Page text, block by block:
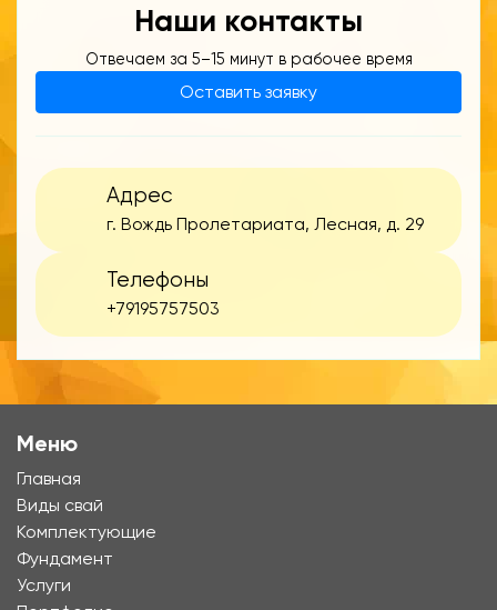
Наши контакты
Отвечаем за 5–15 минут в рабочее время
Оставить заявку
Адрес
г. Вождь Пролетариата, Лесная, д. 29
Телефоны
+79195757503
Меню
Главная
Виды свай
Комплектующие
Фундамент
Услуги